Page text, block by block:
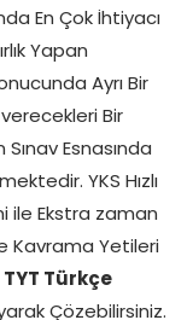
En Çok İhtiyacı
Yapan
Ayrı Bir
Bir
Esnasında
YKS Hızlı
ile Ekstra zaman
Kavrama Yetileri
TYT Türkçe
Çözebilirsiniz.